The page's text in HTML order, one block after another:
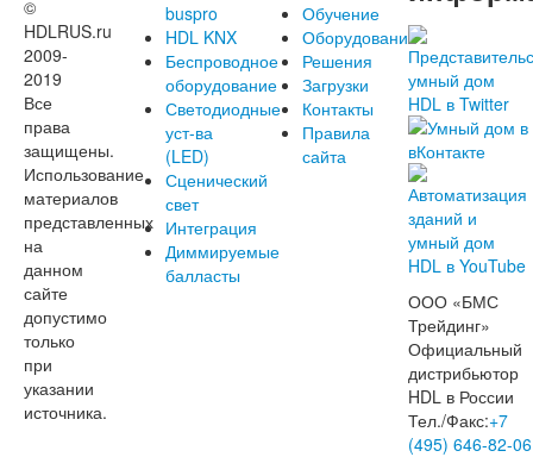
©
HDLRUS.ru
2009-
2019
Все
права
защищены.
Использование
материалов
представленных
на
данном
сайте
допустимо
только
при
указании
источника.
buspro
HDL KNX
Беспроводное
оборудование
Светодиодные
уст-ва
(LED)
Сценический
свет
Интеграция
Диммируемые
балласты
Обучение
Оборудование
Решения
Загрузки
Контакты
Правила
сайта
ООО «БМС
Трейдинг»
Официальный
дистрибьютор
HDL в России
Тел./Факс:+7
(495) 646-82-06